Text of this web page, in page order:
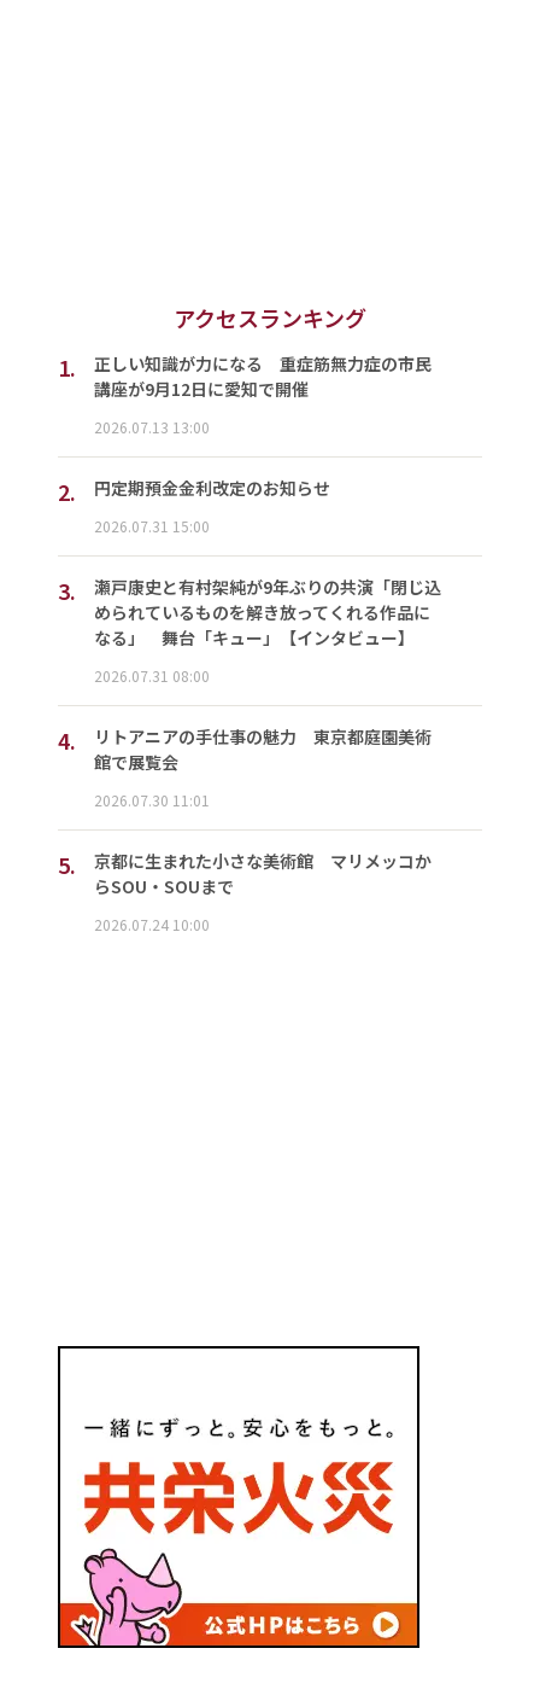
アクセスランキング
1.
正しい知識が力になる 重症筋無力症の市民
講座が9月12日に愛知で開催
2026.07.13 13:00
2. 円定期預金金利改定のお知らせ
2026.07.31 15:00
3.
瀬戸康史と有村架純が9年ぶりの共演「閉じ込
められているものを解き放ってくれる作品に
なる」 舞台「キュー」【インタビュー】
2026.07.31 08:00
4.
リトアニアの手仕事の魅力 東京都庭園美術
館で展覧会
2026.07.30 11:01
5.
京都に生まれた小さな美術館 マリメッコか
らSOU・SOUまで
2026.07.24 10:00